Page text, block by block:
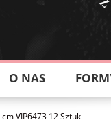
O NAS
VIP6473 12 Sztuk